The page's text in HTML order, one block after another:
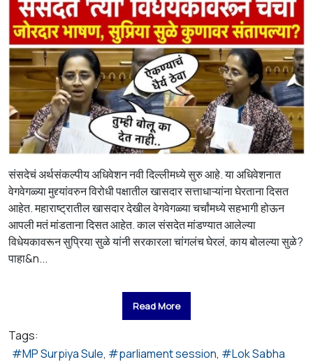
संसदेचं अर्थसंकल्पीय अधिवेशन नवी दिल्लीमध्ये सुरु आहे. या अधिवेशनात
वेगवेगळ्या मुद्द्यांवरुन विरोधी पक्षातील खासदार सत्ताधाऱ्यांना घेरताना दिसत
आहेत. महाराष्ट्रातील खासदार देखील वेगवेगळ्या चर्चांमध्ये सहभागी होऊन
आपली मतं मांडताना दिसत आहेत. काल संसदेत मांडण्यात आलेल्या
विधेयकावरून सुप्रिया सुळे यांनी सरकारला चांगलंच घेरलं, काय बोलल्या सुळे?
पाहा&n...
Read More
Tags:
MP Surpiya Sule
parliament session Lok Sabha